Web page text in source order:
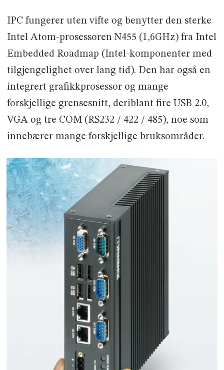
IPC fungerer uten vifte og benytter den sterke
Intel Atom-prosessoren N455 (1,6GHz) fra Intel
Embedded Roadmap (Intel-komponenter med
tilgjengelighet over lang tid). Den har også en
integrert grafikkprosessor og mange
forskjellige grensesnitt, deriblant fire USB 2.0,
VGA og tre COM (RS232 / 422 / 485), noe som
innebærer mange forskjellige bruksområder.